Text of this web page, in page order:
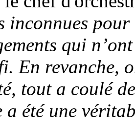
inconnues
qui
En revanche,
tout a coulé
a été une